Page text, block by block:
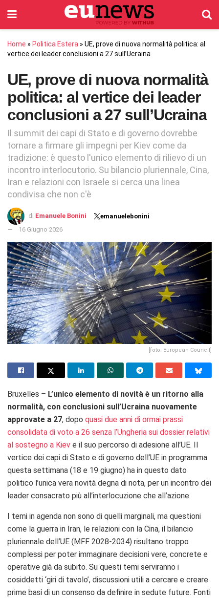
Home » Politica Estera » UE, prove di nuova normalità politica: al
vertice dei leader conclusioni a 27 sull’Ucraina
UE, prove di nuova normalità
politica: al vertice dei leader
conclusioni a 27 sull’Ucraina
Il summit dei capi di Stato e di governo dovrebbe
tornare a firmare gli impegni per Kiev come da
tradizione: è questo l'unico elemento di rilievo di un
incontro interlocutorio. Su bilancio pluriennale, Cina,
Iran e relazioni con Israele si cerca una linea
condivisa che non c'è
di Emanuele Bonini
emanuelebonini
16 Giugno 2026
[foto: European Council]
Bruxelles – L’unico elemento di novità è un ritorno alla
normalità, con conclusioni sull’Ucraina nuovamente
approvate a 27, dopo quasi due anni di ormai prassi
consolidata di voto a 26 senza l’Ungheria sui dossier relativi
al sostegno a Kiev e il suo percorso di adesione all’UE. Il
vertice dei capi di Stato e di governo dell’UE in programma
questa settimana (18 e 19 giugno) ha in questo dato
politico l’unica vera novità degna di nota, per un incontro dei
leader consacrato più all’interlocuzione che all’azione.
I temi in agenda non sono di quelli marginali, ma questioni
come la guerra in Iran, le relazioni con la Cina, il bilancio
pluriennale dell’UE (MFF 2028-2034) risultano troppo
complessi per poter immaginare decisioni vere, concrete e
operative già da subito. Su questi temi serviranno i
cosiddetti ‘giri di tavolo’, discussioni utili a cercare e creare
prime basi di un consenso da definire in sedute future. Fonti